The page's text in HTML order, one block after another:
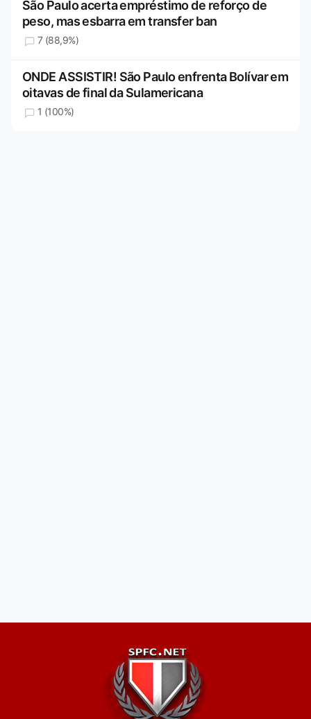
São Paulo acerta empréstimo de reforço de
peso, mas esbarra em transfer ban
7 (88,9%)
ONDE ASSISTIR! São Paulo enfrenta Bolívar em
oitavas de final da Sulamericana
1 (100%)